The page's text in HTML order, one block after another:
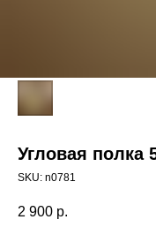
Угловая полка
SKU: n0781
2 900 р.